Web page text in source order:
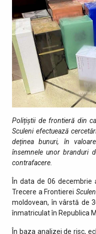
Polițiștii de frontieră din
Sculeni efectuează
deținea bunuri, în
însemnele unor branduri
contrafacere.
În data de 06 decembrie
Trecere a Frontierei
moldovean, în vârstă de
înmatriculat în Republica
În baza analizei de risc,